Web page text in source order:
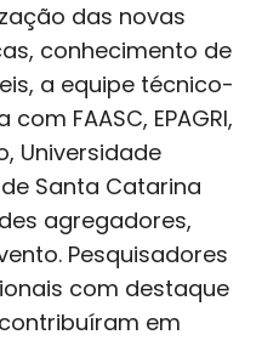
das novas
conhecimento de
a equipe técnico-
FAASC, EPAGRI,
Universidade
Santa Catarina
agregadores,
Pesquisadores
com destaque
em